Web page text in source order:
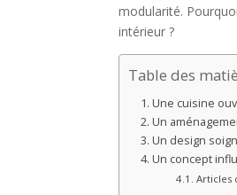
modularité.
intérieur ?
Table des
Une cuisine
Un
Un design
Un concept
Articles